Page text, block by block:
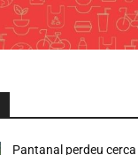
Pantanal perdeu cerca